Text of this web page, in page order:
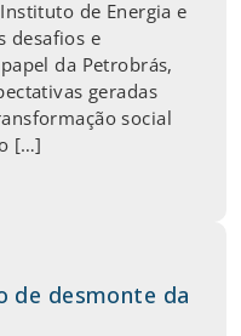
de Energia e
desafios e
da Petrobrás,
geradas
social
[…]
de desmonte da